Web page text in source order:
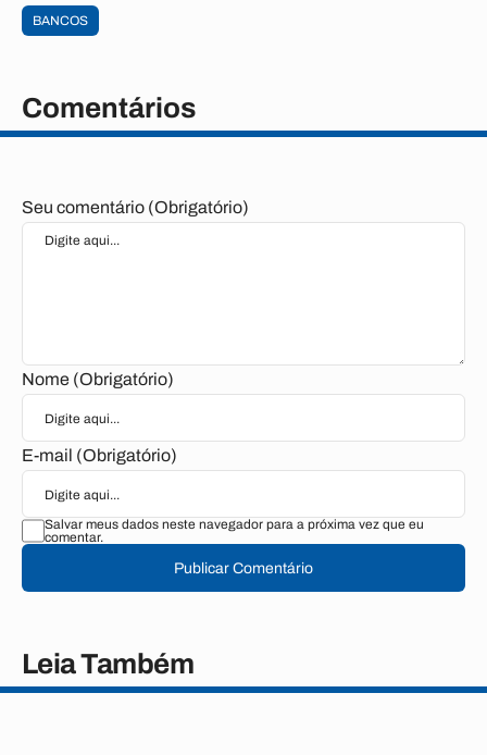
BANCOS
Comentários
Seu comentário (Obrigatório)
Nome (Obrigatório)
E-mail (Obrigatório)
Salvar meus dados neste navegador para a próxima vez que eu
comentar.
Publicar Comentário
Leia Também